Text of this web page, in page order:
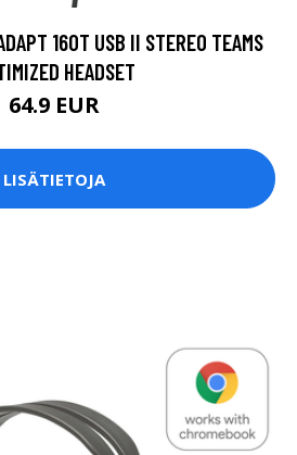
160T USB II STEREO TEAMS
HEADSET
64.9 EUR
LISÄTIETOJA